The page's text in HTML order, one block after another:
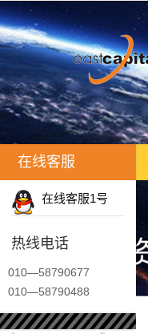
在线客服
在线客服1号
热线电话
010—58790677
010—58790488